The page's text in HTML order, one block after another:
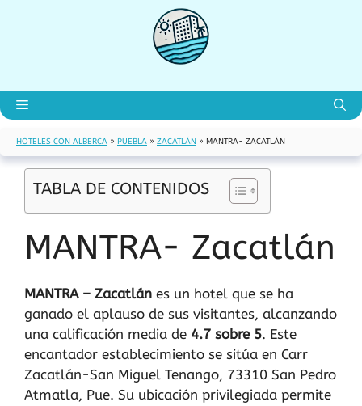
Menú
HOTELES CON ALBERCA » PUEBLA » ZACATLÁN » MANTRA- ZACATLÁN
TABLA DE CONTENIDOS
MANTRA- Zacatlán
MANTRA – Zacatlán es un hotel que se ha
ganado el aplauso de sus visitantes, alcanzando
una calificación media de 4.7 sobre 5. Este
encantador establecimiento se sitúa en Carr
Zacatlán-San Miguel Tenango, 73310 San Pedro
Atmatla, Pue. Su ubicación privilegiada permite